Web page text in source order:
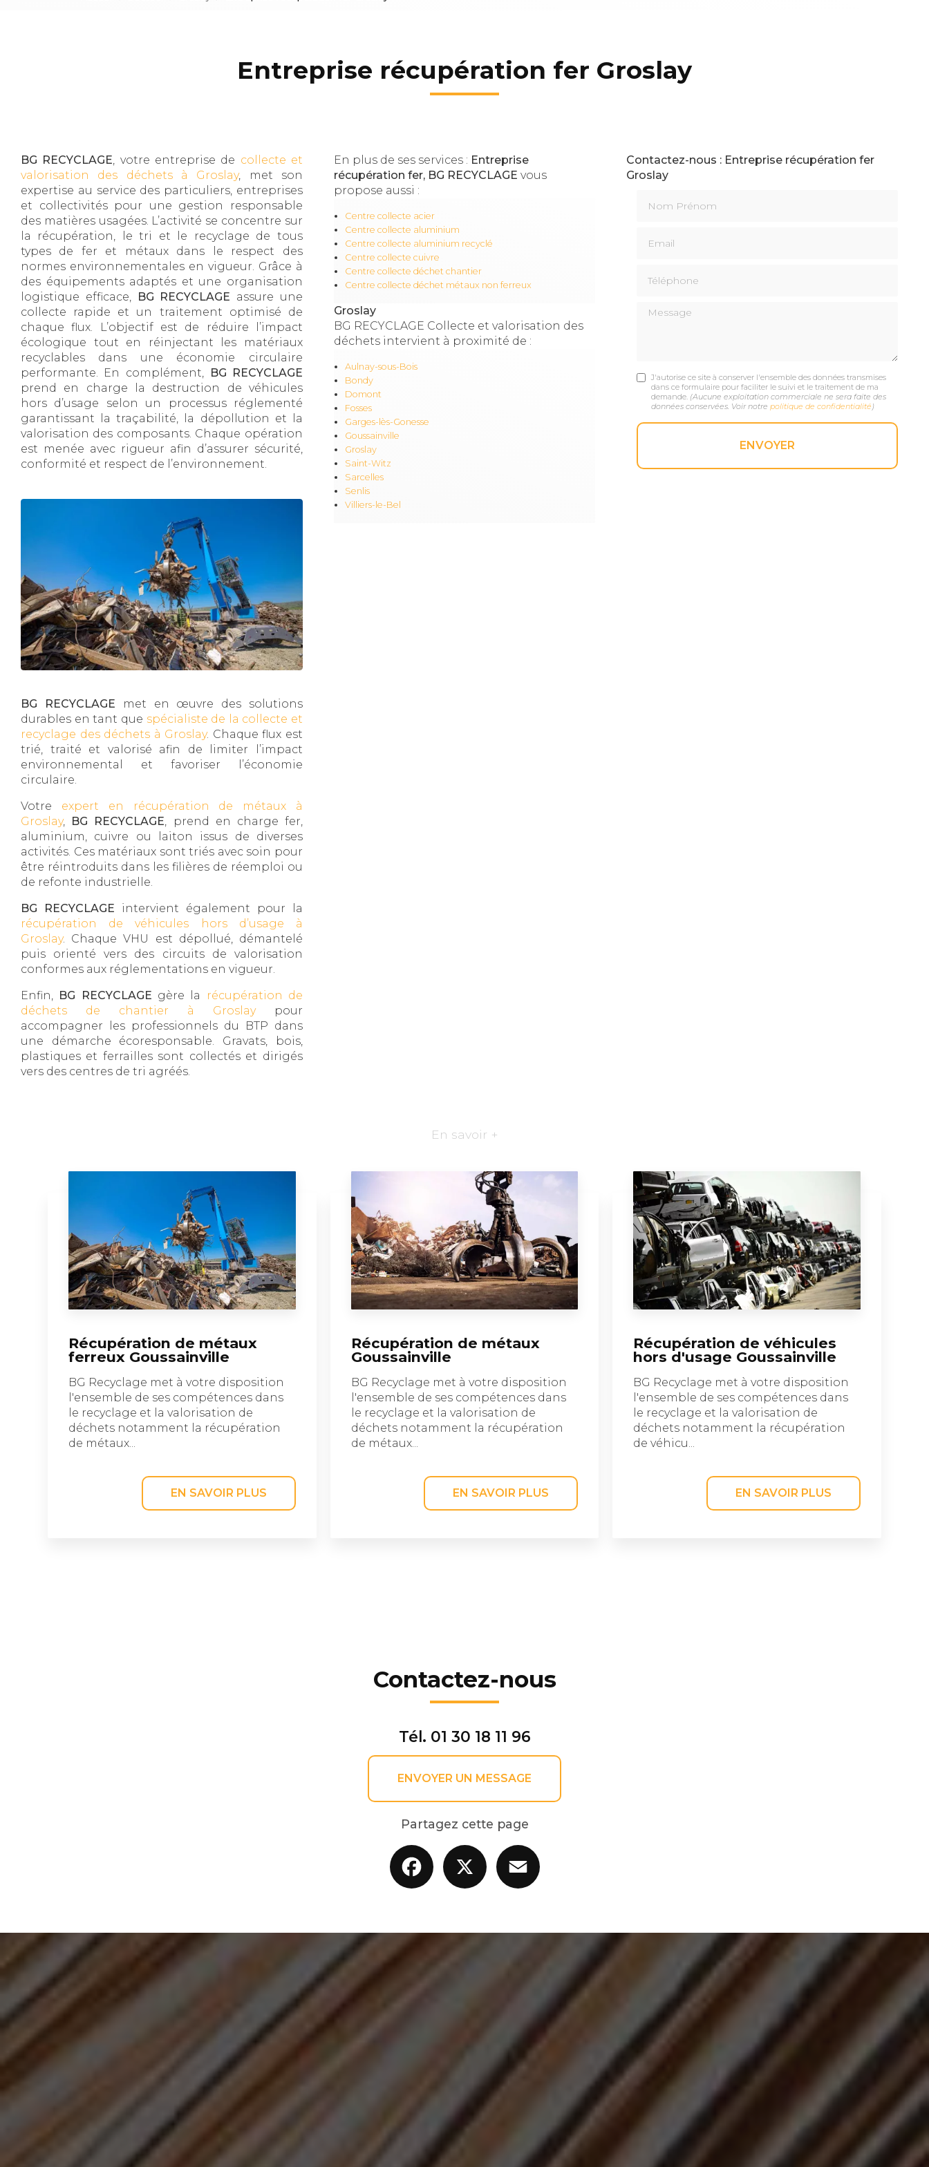
Entreprise récupération fer Groslay
BG RECYCLAGE, votre entreprise de collecte et
valorisation des déchets à Groslay, met son
expertise au service des particuliers, entreprises
et collectivités pour une gestion responsable
des matières usagées. L’activité se concentre sur
la récupération, le tri et le recyclage de tous
types de fer et métaux dans le respect des
normes environnementales en vigueur. Grâce à
des équipements adaptés et une organisation
logistique efficace,
BG RECYCLAGE assure une
collecte rapide et un traitement optimisé de
chaque flux. L’objectif est de réduire l’impact
écologique tout en réinjectant les matériaux
recyclables dans une économie circulaire
performante. En complément,
BG RECYCLAGE
prend en charge la destruction de véhicules
hors d’usage selon un processus réglementé
garantissant la traçabilité, la dépollution et la
valorisation des composants. Chaque opération
est menée avec rigueur afin d’assurer sécurité,
conformité et respect de l’environnement.
BG RECYCLAGE met en œuvre des solutions
durables en tant que spécialiste de la collecte et
recyclage des déchets à Groslay. Chaque flux est
trié, traité et valorisé afin de limiter l’impact
environnemental et favoriser l’économie
circulaire.
Votre expert en récupération de métaux à
Groslay, BG RECYCLAGE, prend en charge fer,
aluminium, cuivre ou laiton issus de diverses
activités. Ces matériaux sont triés avec soin pour
être réintroduits dans les filières de réemploi ou
de refonte industrielle.
BG RECYCLAGE intervient également pour la
récupération de véhicules hors d’usage à
Groslay. Chaque VHU est dépollué, démantelé
puis orienté vers des circuits de valorisation
conformes aux réglementations en vigueur.
Enfin, BG RECYCLAGE gère la
récupération de
déchets de chantier à Groslaypour
accompagner les professionnels du BTP dans
une démarche écoresponsable. Gravats, bois,
plastiques et ferrailles sont collectés et dirigés
vers des centres de tri agréés.
En plus de ses services : Entreprise
récupération fer, BG RECYCLAGE vous
propose aussi :
Centre collecte acier
Centre collecte aluminium
Centre collecte aluminium recyclé
Centre collecte cuivre
Centre collecte déchet chantier
Centre collecte déchet métaux non ferreux
Groslay
BG RECYCLAGE Collecte et valorisation des
déchets intervient à proximité de :
Aulnay-sous-Bois
Bondy
Domont
Fosses
Garges-lès-Gonesse
Goussainville
Groslay
Saint-Witz
Sarcelles
Senlis
Villiers-le-Bel
Contactez-nous : Entreprise récupération fer
Groslay
Message
J'autorise ce site à conserver l'ensemble des données transmises
dans ce formulaire pour faciliter le suivi et le traitement de ma
demande. (Aucune exploitation commerciale ne sera faite des
données conservées. Voir notre politique de confidentialité )
En savoir +
Récupération de métaux
ferreux Goussainville
BG Recyclage met à votre disposition
l'ensemble de ses compétences dans
le recyclage et la valorisation de
déchets notamment la récupération
de métaux...
EN SAVOIR PLUS
Récupération de métaux
Goussainville
BG Recyclage met à votre disposition
l'ensemble de ses compétences dans
le recyclage et la valorisation de
déchets notamment la récupération
de métaux...
EN SAVOIR PLUS
Récupération de véhicules
hors d'usage Goussainville
BG Recyclage met à votre disposition
l'ensemble de ses compétences dans
le recyclage et la valorisation de
déchets notamment la récupération
de véhicu...
EN SAVOIR PLUS
Contactez-nous
Tél. 01 30 18 11 96
ENVOYER UN MESSAGE
Partagez cette page
Facebook